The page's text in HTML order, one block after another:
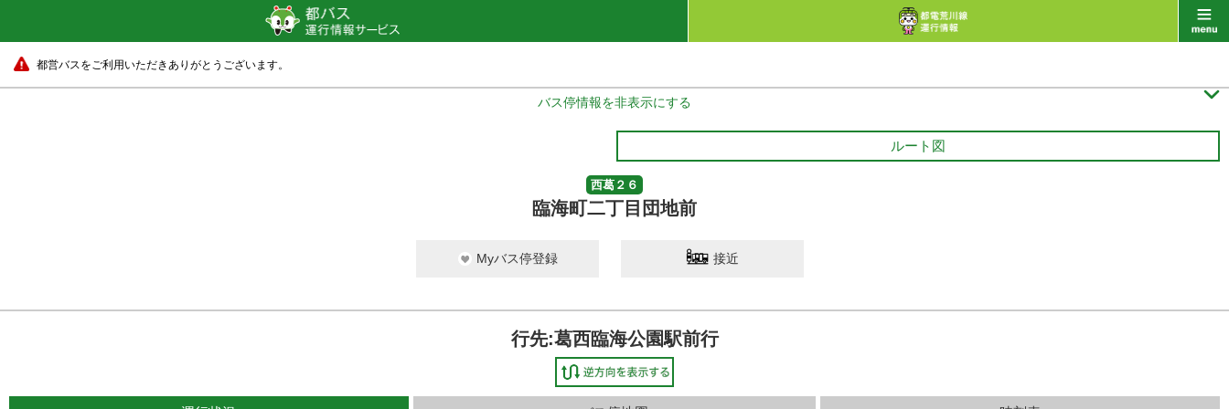
都営バスをご利用いただきありがとうございます。
バス停情報を非表示にする 
ルート図
西葛２６
臨海町二丁目団地前
Myバス停登録 接近
行先:葛西臨海公園駅前行